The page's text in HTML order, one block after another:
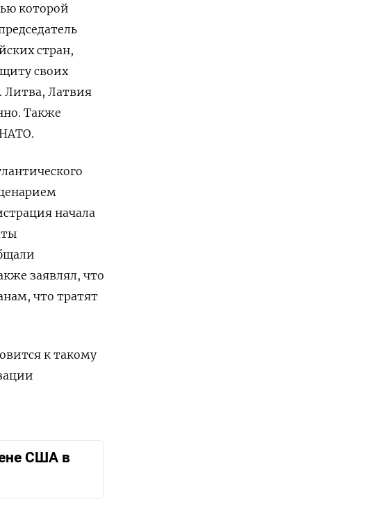
которой
стран,
своих
Латвия
Также
начала
заявлял, что
что тратят
к такому
США в